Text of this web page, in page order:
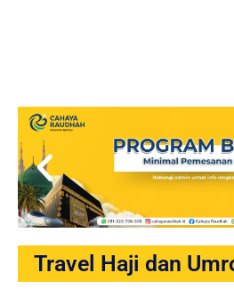
Travel Haji dan